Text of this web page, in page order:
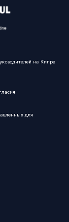
на Кипре
для